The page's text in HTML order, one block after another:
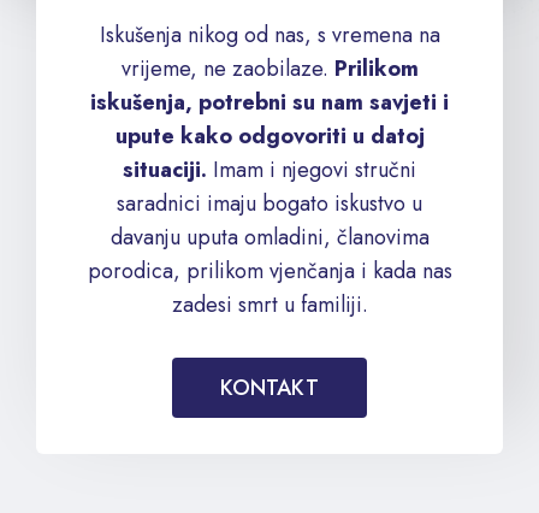
Iskušenja nikog od nas, s vremena na
vrijeme, ne zaobilaze. Prilikom
iskušenja, potrebni su nam savjeti i
upute kako odgovoriti u datoj
situaciji. Imam i njegovi stručni
saradnici imaju bogato iskustvo u
davanju uputa omladini, članovima
porodica, prilikom vjenčanja i kada nas
zadesi smrt u familiji.
KONTAKT